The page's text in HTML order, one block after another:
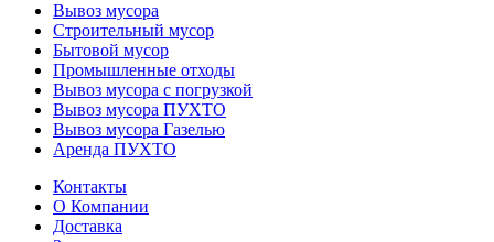
Вывоз мусора
Строительный мусор
Бытовой мусор
Промышленные отходы
Вывоз мусора с погрузкой
Вывоз мусора ПУХТО
Вывоз мусора Газелью
Аренда ПУХТО
Контакты
О Компании
Доставка